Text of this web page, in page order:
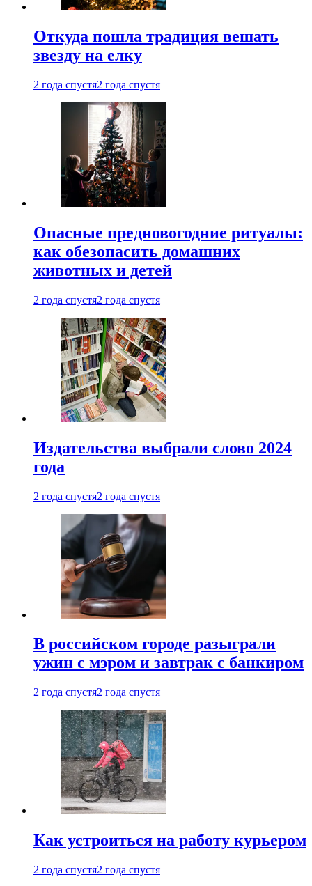
Откуда пошла традиция вешать
звезду на елку
2 года спустя2 года спустя
Опасные предновогодние ритуалы:
как обезопасить домашних
животных и детей
2 года спустя2 года спустя
Издательства выбрали слово 2024
года
2 года спустя2 года спустя
В российском городе разыграли
ужин с мэром и завтрак с банкиром
2 года спустя2 года спустя
Как устроиться на работу курьером
2 года спустя2 года спустя